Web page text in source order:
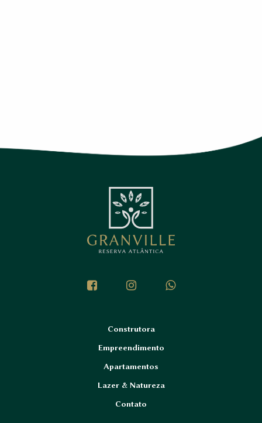
Construtora
Empreendimento
Apartamentos
Lazer & Natureza
Contato